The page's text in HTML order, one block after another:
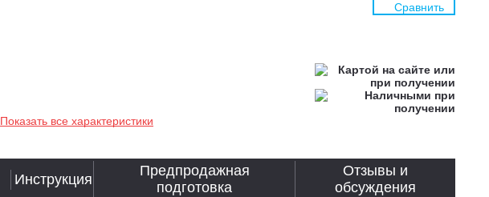
Показать все характеристики
Сравнить
Инструкция
Предпродажная
подготовка
Отзывы и
обсуждения